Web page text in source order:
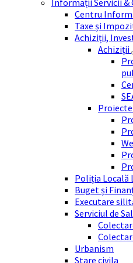
Informații Servicii
Centru
Taxe și
Achiziții,
Achiziții
Poliția Locală
Buget și
Executare
Serviciul de
Urbanism
Stare civila